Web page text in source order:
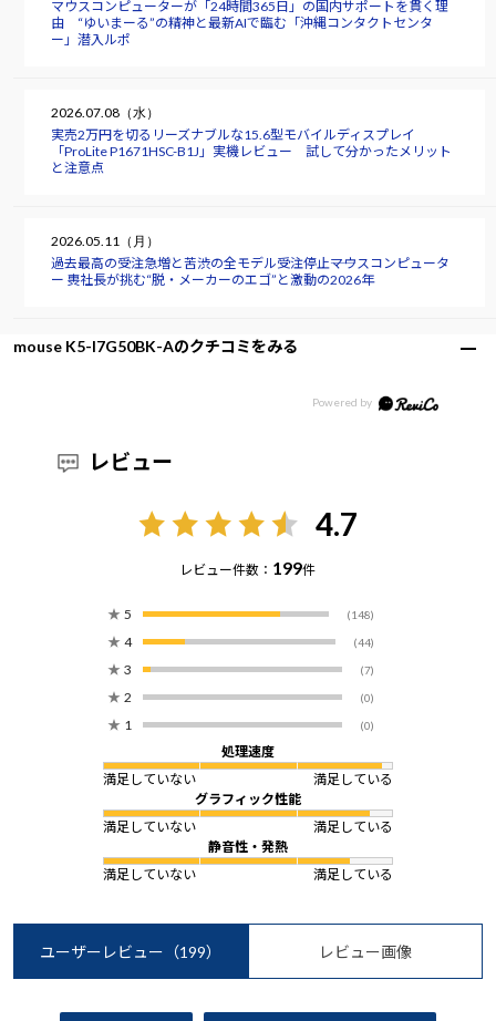
マウスコンピューターが「24時間365日」の国内サポートを貫く理
由 “ゆいまーる”の精神と最新AIで臨む「沖縄コンタクトセンタ
ー」潜入ルポ
2026.07.08（水）
実売2万円を切るリーズナブルな15.6型モバイルディスプレイ
「ProLite P1671HSC-B1J」実機レビュー 試して分かったメリット
と注意点
2026.05.11（月）
過去最高の受注急増と苦渋の全モデル受注停止――マウスコンピュータ
ー 軣社長が挑む“脱・メーカーのエゴ”と激動の2026年
mouse K5-I7G50BK-Aのクチコミをみる
レビュー
4.7
レビュー件数： 199件
★ 5 (148)
★ 4 (44)
★ 3 (7)
★ 2 (0)
★ 1 (0)
処理速度
満足していない
満足している
グラフィック性能
満足していない
満足している
静音性・発熱
満足していない
満足している
ユーザーレビュー （199） レビュー画像